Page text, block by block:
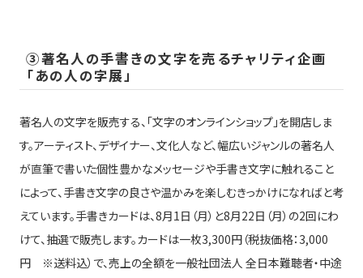
③著名人の手書きの文字を売るチャリティ企画
「あの人の字展」
著名人の文字を販売する、「文字のオンラインショップ」を開店しま
す。アーティスト、デザイナー、文化人など、幅広いジャンルの著名人
が直筆で書いた個性豊かなメッセージや手書き文字に触れること
によって、手書き文字の良さや温かみを楽しむきっかけになればと考
えています。手書きカードは、8月1日（月）と8月22日（月）の2回にわ
けて、抽選で販売します。カードは一枚3,300円（税抜価格：3,000
円 ※送料込）で、売上の全額を一般社団法人 全日本難聴者・中途